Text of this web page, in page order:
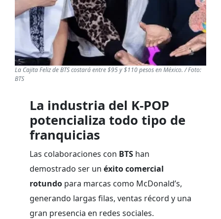
La Cajita Feliz de BTS costará entre $95 y $110 pesos en México. / Foto:
BTS
La industria del K-POP
potencializa todo tipo de
franquicias
Las colaboraciones con BTS han
demostrado ser un éxito comercial
rotundo para marcas como McDonald’s,
generando largas filas, ventas récord y una
gran presencia en redes sociales.